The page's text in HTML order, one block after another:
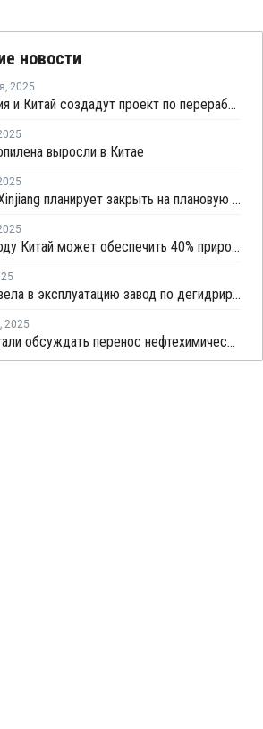
новости
, 2025
Индонезия и Китай создадут проект по переработке угля в химикаты
выросли в Китае
Shenhua Xinjiang планирует закрыть на плановую профилактику установку олефинов в Китае
К 2030 году Китай может обеспечить 40% прирост мировых мощностей по выпуску пропилена
Fuzhou ввела в эксплуатацию завод по дегидрированию пропана мощностью 900 тысяч тонн
, 2025
В КНР стали обсуждать перенос нефтехимических мощностей в США из-за пошлин